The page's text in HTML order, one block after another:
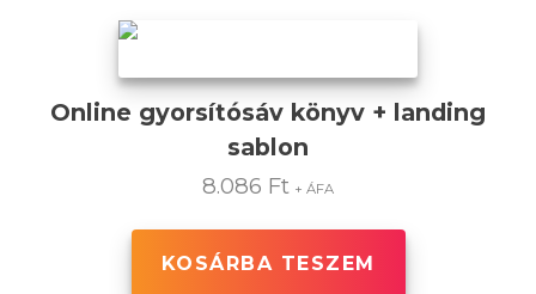
Online gyorsítósáv könyv + landing
sablon
8.086 Ft + ÁFA
KOSÁRBA TESZEM